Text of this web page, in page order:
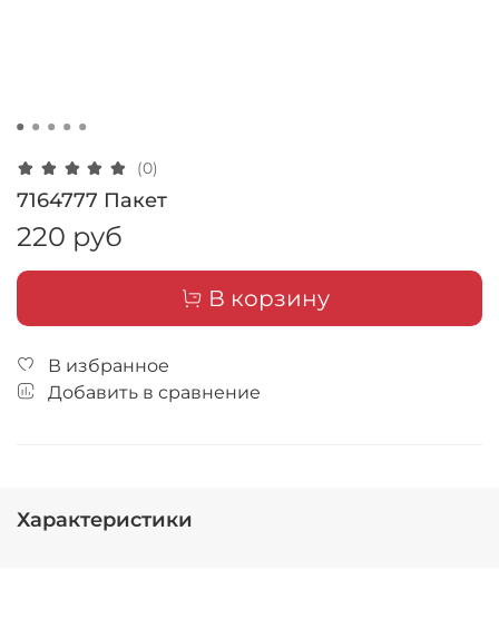
(0)
7164777 Пакет
220 руб
В корзину
В избранное
Добавить в сравнение
Характеристики